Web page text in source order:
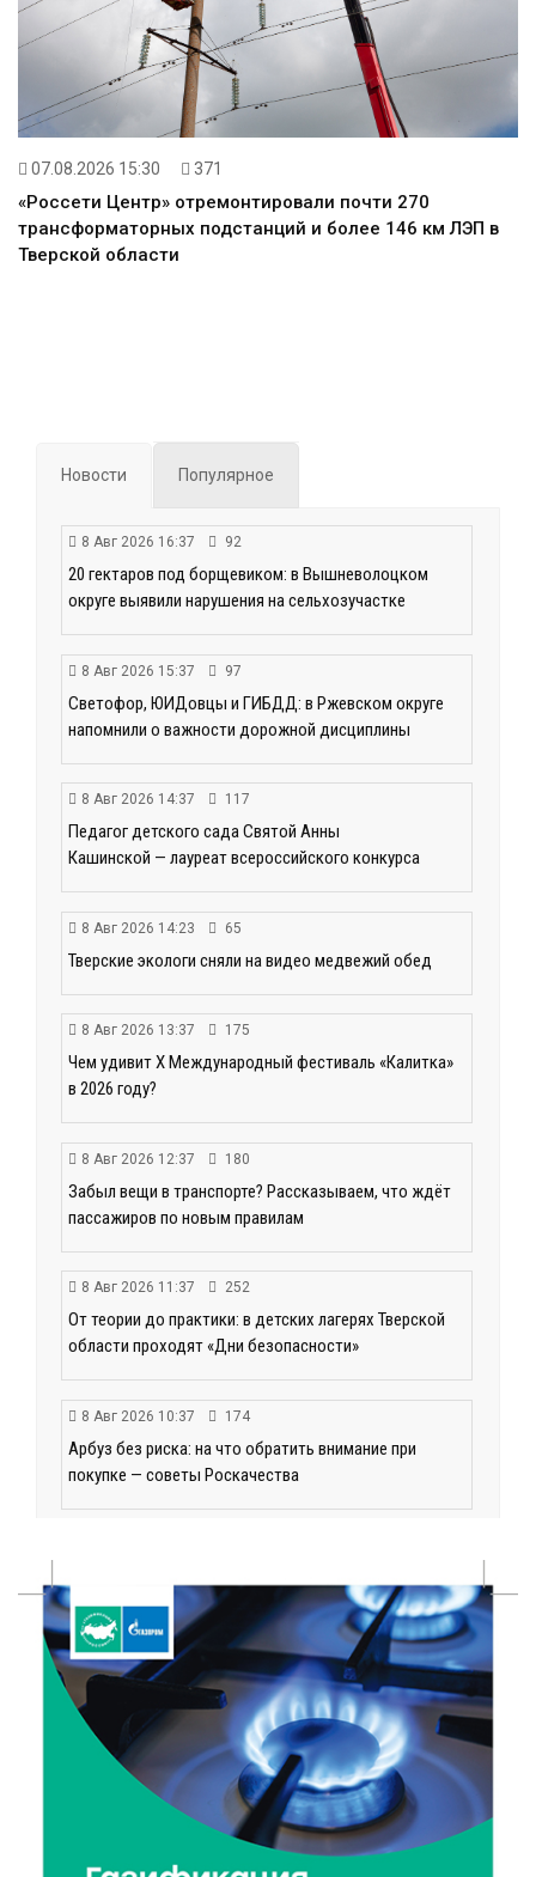
07.08.2026 15:30 371
«Россети Центр» отремонтировали почти 270
трансформаторных подстанций и более 146 км ЛЭП в
Тверской области
Новости Популярное
8 Авг 2026 16:37 92
20 гектаров под борщевиком: в Вышневолоцком
округе выявили нарушения на сельхозучастке
8 Авг 2026 15:37 97
Светофор, ЮИДовцы и ГИБДД: в Ржевском округе
напомнили о важности дорожной дисциплины
8 Авг 2026 14:37 117
Педагог детского сада Святой Анны
Кашинской — лауреат всероссийского конкурса
8 Авг 2026 14:23 65
Тверские экологи сняли на видео медвежий обед
8 Авг 2026 13:37 175
Чем удивит X Международный фестиваль «Калитка»
в 2026 году?
8 Авг 2026 12:37 180
Забыл вещи в транспорте? Рассказываем, что ждёт
пассажиров по новым правилам
8 Авг 2026 11:37 252
От теории до практики: в детских лагерях Тверской
области проходят «Дни безопасности»
8 Авг 2026 10:37 174
Арбуз без риска: на что обратить внимание при
покупке — советы Роскачества
для жителей Верхневолжья
8 Авг 2026 09:18 160
«Эстафету чемпионов» провели на площади
Оленинского Дома культуры
8 Авг 2026 07:58 248
В Нелидово открылся бассейн